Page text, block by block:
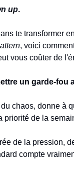
up.
te transformer
, voici
vous coûter de
un garde-fou
chaos, donne à
priorité de la
de la pression,
compte